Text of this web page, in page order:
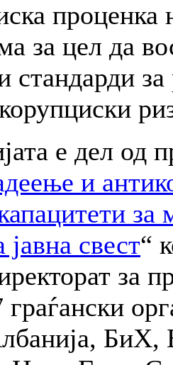
за цел да
стандарди
е дел од
и
за
свест“
за
БиХ,